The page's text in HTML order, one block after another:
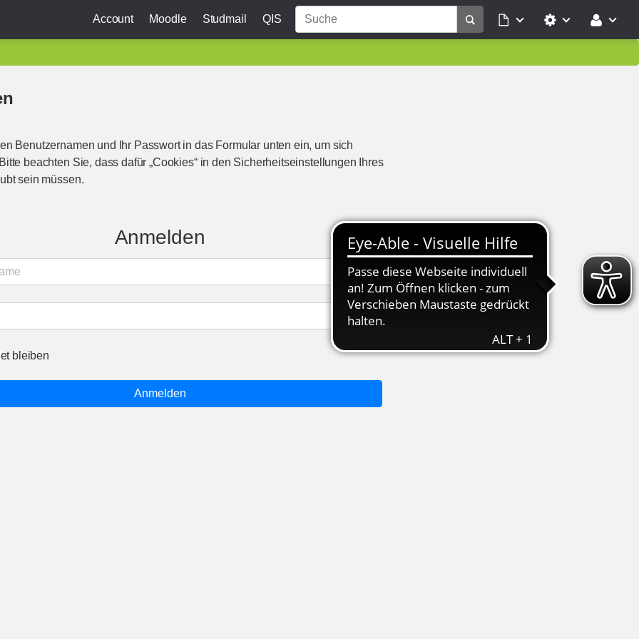
Account Moodle Studmail QIS
Benutzernamen und Ihr Passwort in das Formular unten ein, um sich
beachten Sie, dass dafür „Cookies“ in den Sicherheitseinstellungen Ihres
sein müssen.
Anmelden
bleiben
Anmelden